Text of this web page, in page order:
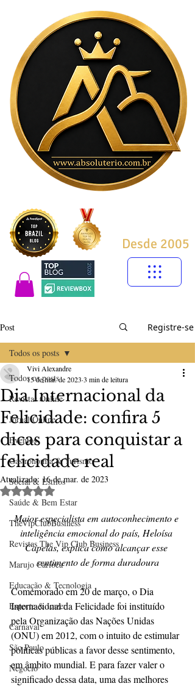
Desde 2005
Post Registre-se
Todos os posts
Revistas Online
Jornal Online
Eventos
Gastronomia & Turismo
Social & Estilos
Saúde & Bem Estar
TheVipClubBusiness
Revistas The Vip Club Business
Marujo Carioca
Educação & Tecnologia
Esporte & Lazer
Carnaval
São Paulo
Negocio
Todos os posts
Dia Internacional da
Felicidade: confira 5
dicas para conquistar a
felicidade real
Vivi Alexandre
15 de mar. de 2023 3 min de leitura
Atualizado: 16 de mar. de 2023
Avaliado com NaN de 5 estrelas.
Maior especialista em autoconhecimento e
inteligência emocional do país, Heloísa
Capelas, explica como alcançar esse
sentimento de forma duradoura
Comemorado em 20 de março, o Dia
Internacional da Felicidade foi instituído
pela Organização das Nações Unidas
(ONU) em 2012, com o intuito de estimular
políticas públicas a favor desse sentimento,
em âmbito mundial. E para fazer valer o
significado dessa data, uma das melhores